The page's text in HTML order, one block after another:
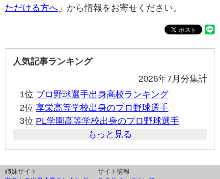
ただける方へ 」から情報をお寄せください。
人気記事ランキング
2026年7月分集計
1位 プロ野球選手出身高校ランキング
2位 享栄高等学校出身のプロ野球選手
3位 PL学園高等学校出身のプロ野球選手
もっと見る
姉妹サイト
サイト情報